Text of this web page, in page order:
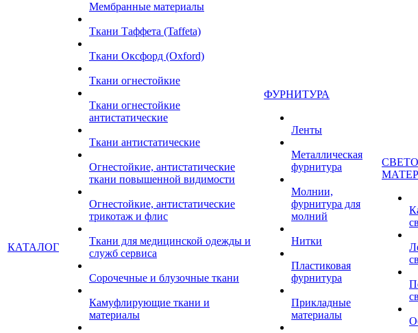
КАТАЛОГ
Мембранные материалы
Ткани Таффета (Taffeta)
Ткани Оксфорд (Oxford)
Ткани огнестойкие
Ткани огнестойкие
антистатические
Ткани антистатические
Огнестойкие, антистатические
ткани повышенной видимости
Огнестойкие, антистатические
трикотаж и флис
Ткани для медицинской одежды и
служб сервиса
Сорочечные и блузочные ткани
Камуфлирующие ткани и
материалы
ФУРНИТУРА
Ленты
Металлическая
фурнитура
Молнии,
фурнитура для
молний
Нитки
Пластиковая
фурнитура
Прикладные
материалы